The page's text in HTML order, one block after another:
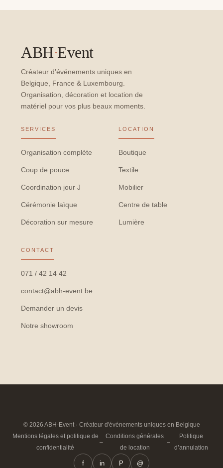
ABH·Event
Créateur d'événements uniques en
Belgique, France & Luxembourg.
Organisation, décoration et location de
matériel pour vos plus beaux moments.
SERVICES
Organisation complète
Coup de pouce
Coordination jour J
Cérémonie laïque
Décoration sur mesure
LOCATION
Boutique
Textile
Mobilier
Centre de table
Lumière
CONTACT
071 / 42 14 42
contact@abh-event.be
Demander un devis
Notre showroom
© 2026 ABH-Event · Créateur d'événements uniques en Belgique
Mentions légales et politique de
confidentialité
–
Conditions générales
de location
–
Politique
d’annulation
f in P @